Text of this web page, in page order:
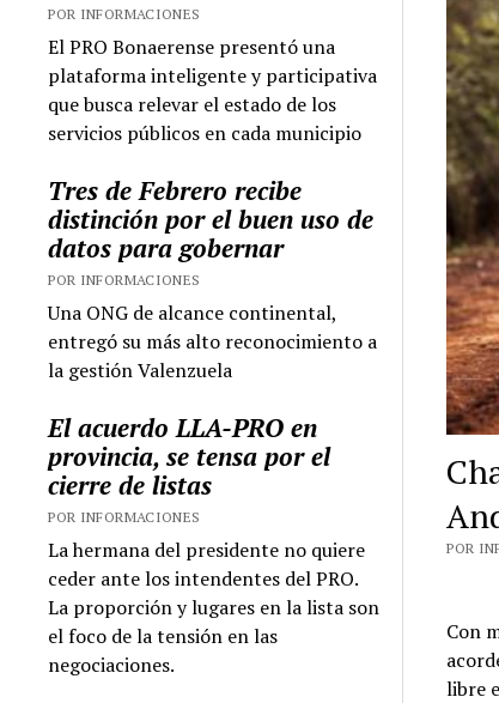
POR INFORMACIONES
El PRO Bonaerense presentó una
plataforma inteligente y participativa
que busca relevar el estado de los
servicios públicos en cada municipio
Tres de Febrero recibe
distinción por el buen uso de
datos para gobernar
POR INFORMACIONES
Una ONG de alcance continental,
entregó su más alto reconocimiento a
la gestión Valenzuela
El acuerdo LLA-PRO en
provincia, se tensa por el
cierre de listas
POR INFORMACIONES
La hermana del presidente no quiere
ceder ante los intendentes del PRO.
La proporción y lugares en la lista son
el foco de la tensión en las
negociaciones.
POR
Con
libre